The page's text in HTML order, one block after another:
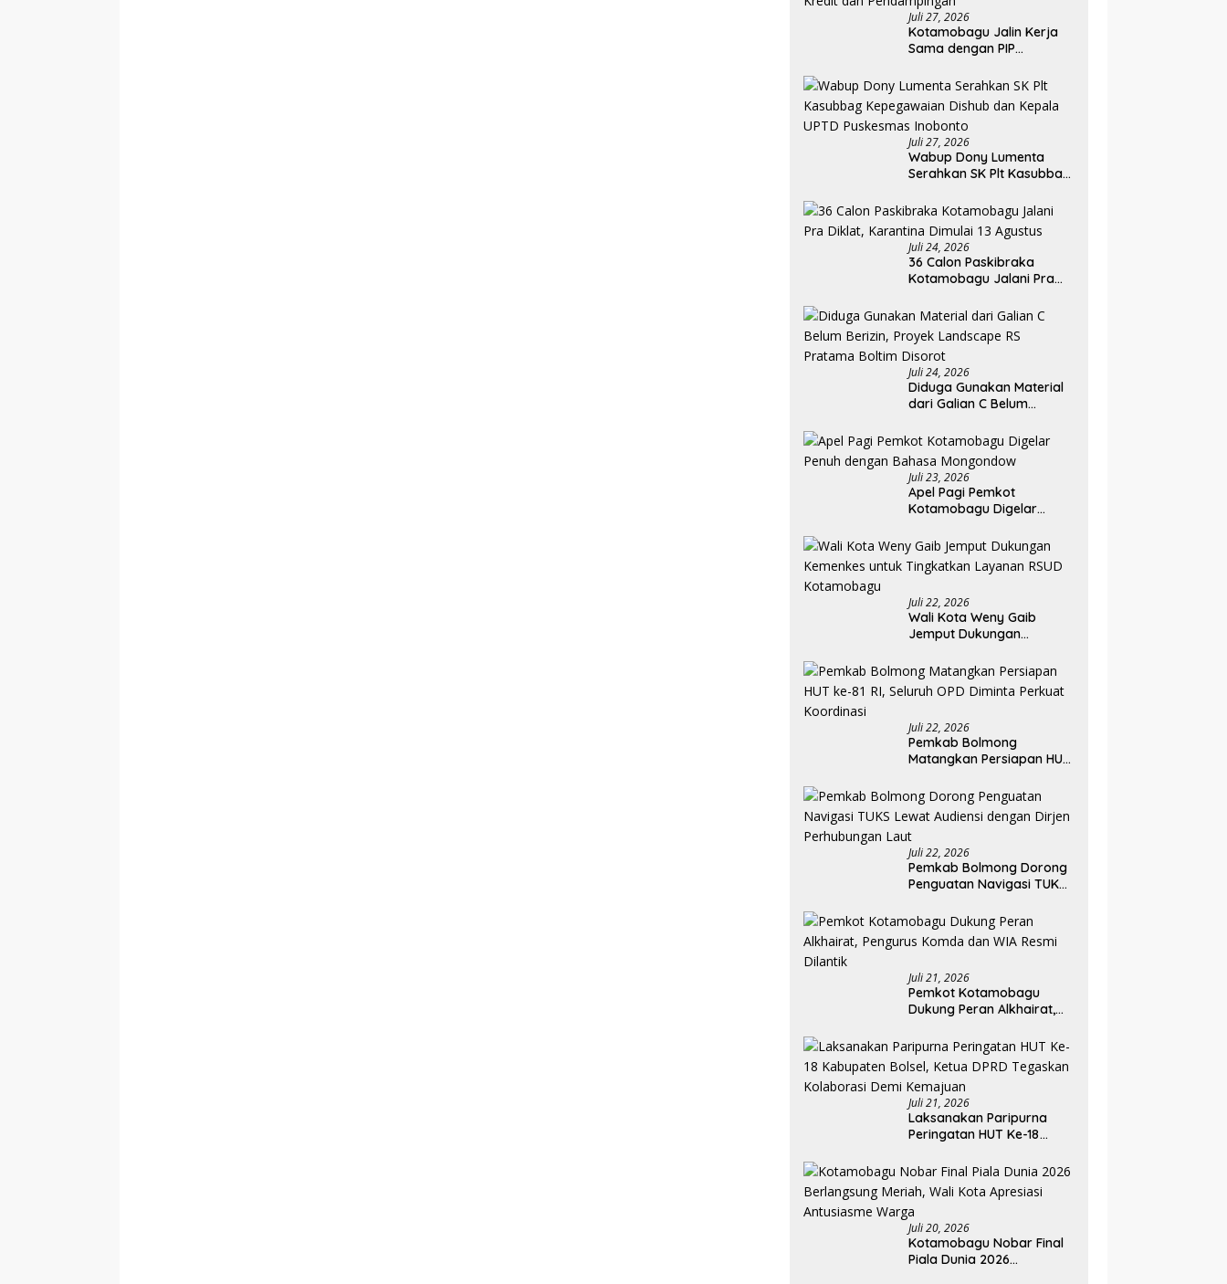
Juli 27, 2026
Kotamobagu Jalin Kerja
Sama dengan PIP
Dapat Akses Kredit dan
Pendampingan
Juli 27, 2026
Wabup Dony Lumenta
Serahkan SK Plt Kasubbag
Kepala UPTD Puskesmas
Inobonto
Juli 24, 2026
36 Calon Paskibraka
Kotamobagu Jalani Pra
Agustus
Juli 24, 2026
Diduga Gunakan Material
dari Galian C Belum
RS Pratama Boltim Disorot
Juli 23, 2026
Apel Pagi Pemkot
Kotamobagu Digelar
Mongondow
Juli 22, 2026
Wali Kota Weny Gaib
Jemput Dukungan
Tingkatkan Layanan RSUD
Kotamobagu
Juli 22, 2026
Pemkab Bolmong
Matangkan Persiapan HUT
Diminta Perkuat
Koordinasi
Juli 22, 2026
Pemkab Bolmong Dorong
Penguatan Navigasi TUKS
Dirjen Perhubungan Laut
Juli 21, 2026
Pemkot Kotamobagu
Dukung Peran Alkhairat,
Resmi Dilantik
Juli 21, 2026
Laksanakan Paripurna
Peringatan HUT Ke-18
DPRD Tegaskan
Kolaborasi Demi
Kemajuan
Juli 20, 2026
Kotamobagu Nobar Final
Piala Dunia 2026